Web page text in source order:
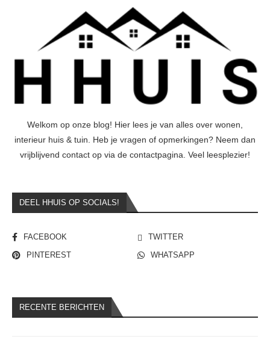
Welkom op onze blog! Hier lees je van alles over wonen,
interieur huis & tuin. Heb je vragen of opmerkingen? Neem dan
vrijblijvend contact op via de contactpagina. Veel leesplezier!
DEEL HHUIS OP SOCIALS!
FACEBOOK
TWITTER
PINTEREST
WHATSAPP
RECENTE BERICHTEN